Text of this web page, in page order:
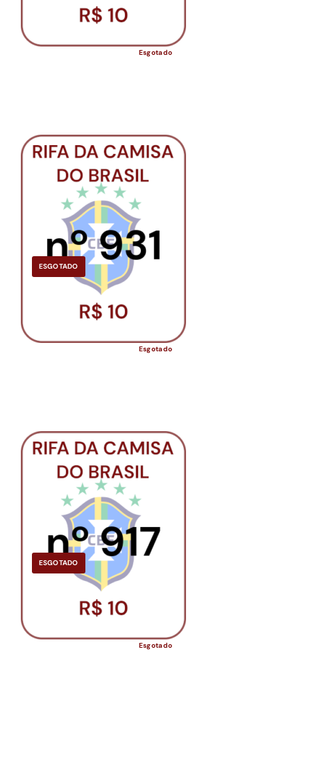
Esgotado
ESGOTADO
Esgotado
ESGOTADO
Esgotado